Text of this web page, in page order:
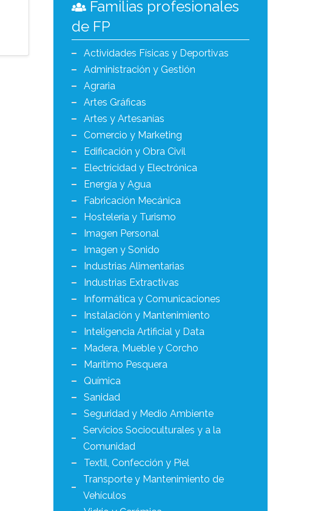
Familias profesionales
de FP
Actividades Físicas y Deportivas
Administración y Gestión
Agraria
Artes Gráficas
Artes y Artesanías
Comercio y Marketing
Edificación y Obra Civil
Electricidad y Electrónica
Energía y Agua
Fabricación Mecánica
Hostelería y Turismo
Imagen Personal
Imagen y Sonido
Industrias Alimentarias
Industrias Extractivas
Informática y Comunicaciones
Instalación y Mantenimiento
Inteligencia Artificial y Data
Madera, Mueble y Corcho
Marítimo Pesquera
Química
Sanidad
Seguridad y Medio Ambiente
Servicios Socioculturales y a la
Comunidad
Textil, Confección y Piel
Transporte y Mantenimiento de
Vehículos